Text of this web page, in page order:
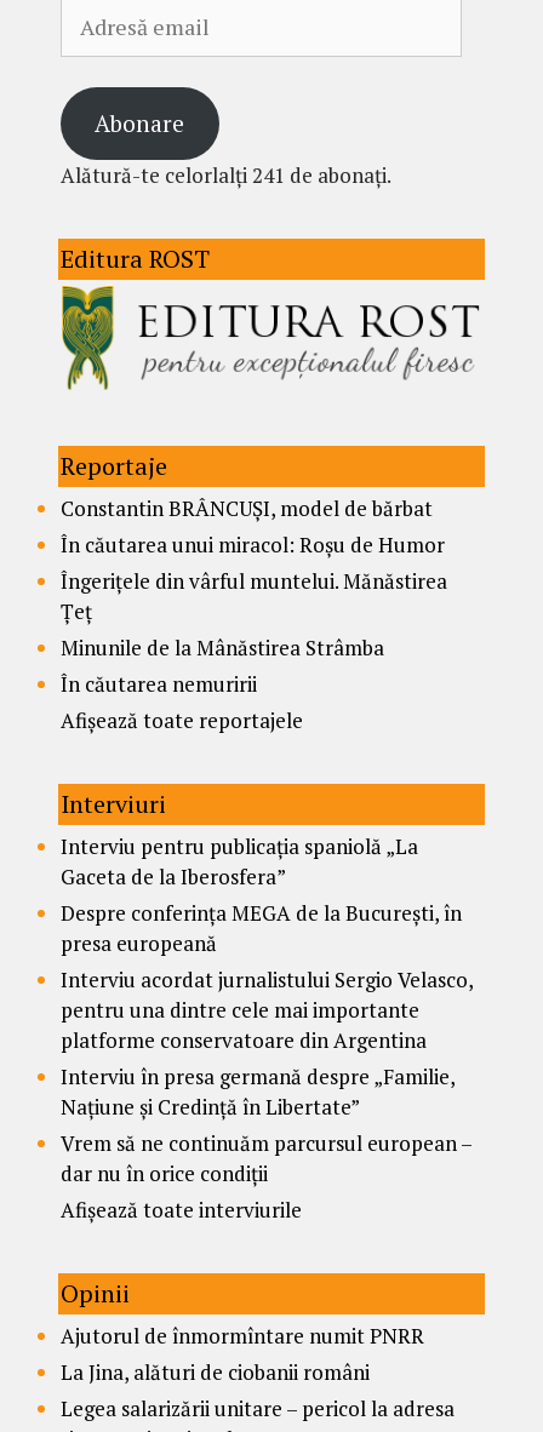
email
Abonare
Alătură-te celorlalți 241 de abonați.
Editura ROST
Reportaje
Constantin BRÂNCUȘI, model de bărbat
În căutarea unui miracol: Roșu de Humor
Îngerițele din vârful muntelui. Mănăstirea
Țeț
Minunile de la Mânăstirea Strâmba
În căutarea nemuririi
Afișează toate reportajele
Interviuri
Interviu pentru publicația spaniolă „La
Gaceta de la Iberosfera”
Despre conferința MEGA de la București, în
presa europeană
Interviu acordat jurnalistului Sergio Velasco,
pentru una dintre cele mai importante
platforme conservatoare din Argentina
Interviu în presa germană despre „Familie,
Națiune și Credință în Libertate”
Vrem să ne continuăm parcursul european –
dar nu în orice condiții
Afișează toate interviurile
Opinii
Ajutorul de înmormîntare numit PNRR
La Jina, alături de ciobanii români
Legea salarizării unitare – pericol la adresa